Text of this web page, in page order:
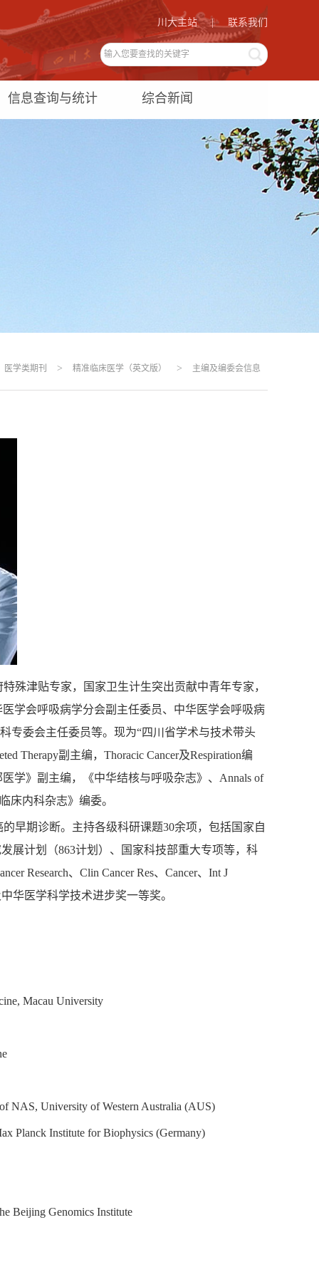
联系我们
川大主站 |
信息查询与统计 综合新闻
医学类期刊 > 精准临床医学（英文版） > 主编及编委会信息
殊津贴专家，国家卫生计生突出贡献中青年专家，
学会呼吸病学分会副主任委员、中华医学会呼吸病
专委会主任委员等。 现为“四川省学术与技术带头
Therapy副主编， Thoracic Cancer及Respiration编
学》副主编，
《中华结核与呼吸杂志》、 Annals of
床内科杂志》 编委。
早期诊断。主持各级科研课题30余项，包括国家自
展计划（863计划）、国家科技部重大专项等，科
Research、 Clin Cancer Res、 Cancer、 Int J
华医学科学技术进步奖一等奖。
Macau University
NAS, University of Western Australia (AUS)
Planck Institute for Biophysics (Germany)
Beijing Genomics Institute